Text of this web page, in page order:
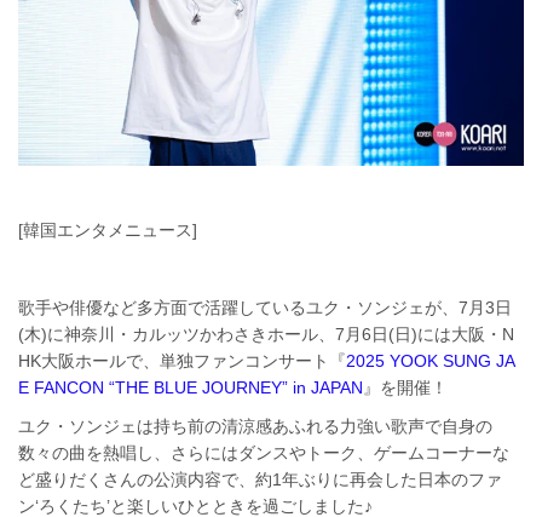
[韓国エンタメニュース]
歌手や俳優など多方面で活躍しているユク・ソンジェが、7月3日
(木)に神奈川・カルッツかわさきホール、7月6日(日)には大阪・N
HK大阪ホールで、単独ファンコンサート『2025 YOOK SUNG JA
E FANCON “THE BLUE JOURNEY” in JAPAN 』を開催！
ユク・ソンジェは持ち前の清涼感あふれる力強い歌声で自身の
数々の曲を熱唱し、さらにはダンスやトーク、ゲームコーナーな
ど盛りだくさんの公演内容で、約1年ぶりに再会した日本のファ
ン‘ろくたち’と楽しいひとときを過ごしました♪